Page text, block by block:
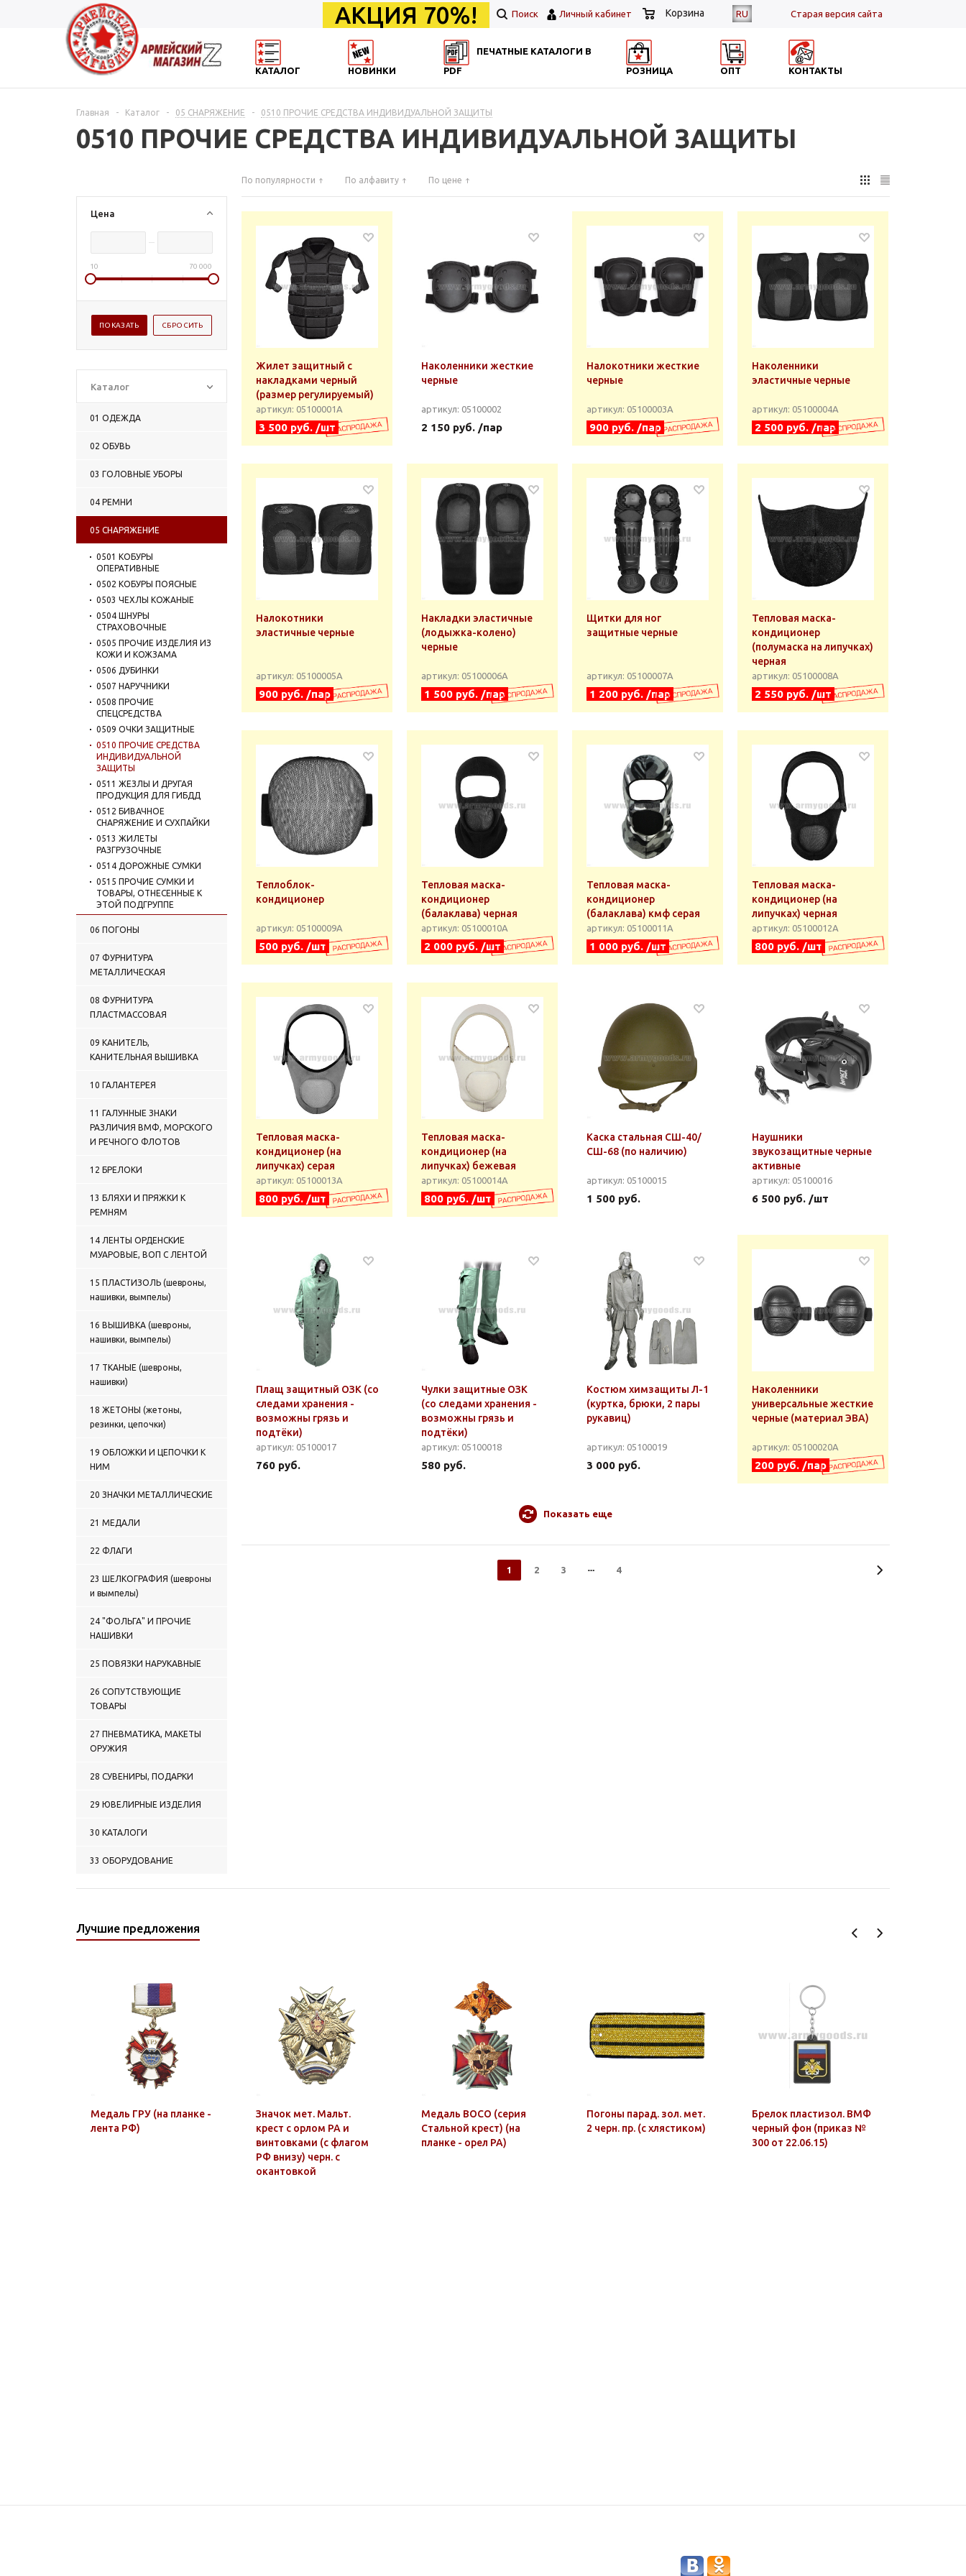
RU Cтарая версия сайта
АКЦИЯ 70%! Поиск Личный кабинет Корзина
КАТАЛОГ НОВИНКИ
ПЕЧАТНЫЕ КАТАЛОГИ В
PDF
РОЗНИЦА ОПТ КОНТАКТЫ
Главная - Каталог - 05 СНАРЯЖЕНИЕ - 0510 ПРОЧИЕ СРЕДСТВА ИНДИВИДУАЛЬНОЙ ЗАЩИТЫ
0510 ПРОЧИЕ СРЕДСТВА ИНДИВИДУАЛЬНОЙ ЗАЩИТЫ
Цена
10 70 000
Каталог
01 ОДЕЖДА
02 ОБУВЬ
03 ГОЛОВНЫЕ УБОРЫ
04 РЕМНИ
05 СНАРЯЖЕНИЕ
0501 КОБУРЫ
ОПЕРАТИВНЫЕ
0502 КОБУРЫ ПОЯСНЫЕ
0503 ЧЕХЛЫ КОЖАНЫЕ
0504 ШНУРЫ
СТРАХОВОЧНЫЕ
0505 ПРОЧИЕ ИЗДЕЛИЯ ИЗ
КОЖИ И КОЖЗАМА
0506 ДУБИНКИ
0507 НАРУЧНИКИ
0508 ПРОЧИЕ
СПЕЦСРЕДСТВА
0509 ОЧКИ ЗАЩИТНЫЕ
0510 ПРОЧИЕ СРЕДСТВА
ИНДИВИДУАЛЬНОЙ
ЗАЩИТЫ
0511 ЖЕЗЛЫ И ДРУГАЯ
ПРОДУКЦИЯ ДЛЯ ГИБДД
0512 БИВАЧНОЕ
СНАРЯЖЕНИЕ И СУХПАЙКИ
0513 ЖИЛЕТЫ
РАЗГРУЗОЧНЫЕ
0514 ДОРОЖНЫЕ СУМКИ
0515 ПРОЧИЕ СУМКИ И
ТОВАРЫ, ОТНЕСЕННЫЕ К
ЭТОЙ ПОДГРУППЕ
0517 ЭКИПИРОВКА УМТБС
МОДУЛЬНАЯ
ТРАНСПОРТНО-БОЕВАЯ
0518 ЧЕХЛЫ ТКАНЫЕ
0519 КОТЕЛКИ, ФЛЯГИ,
0520 ПРОЧАЯ ПОСУДА
0521 МАСКИРОВОЧНЫЕ
0522 СИГНАЛЬНЫЕ
0523 КОМПАСЫ
0524 ФОНАРИ
ТОВАРЫ
0527 ЛОПАТЫ И ПИЛЫ
0528 НОЖИ И ЛОПАТЫ
0529 НОЖИ, ЛОПАТЫ,
ТОПОРИКИ НОКС
0531 НОЖИ ЛЕМАКС
06 ПОГОНЫ
07 ФУРНИТУРА
МЕТАЛЛИЧЕСКАЯ
08 ФУРНИТУРА
ПЛАСТМАССОВАЯ
09 КАНИТЕЛЬ,
КАНИТЕЛЬНАЯ ВЫШИВКА
10 ГАЛАНТЕРЕЯ
11 ГАЛУННЫЕ ЗНАКИ
РАЗЛИЧИЯ ВМФ, МОРСКОГО
И РЕЧНОГО ФЛОТОВ
12 БРЕЛОКИ
13 БЛЯХИ И ПРЯЖКИ К
РЕМНЯМ
14 ЛЕНТЫ ОРДЕНСКИЕ
МУАРОВЫЕ, ВОП С ЛЕНТОЙ
15 ПЛАСТИЗОЛЬ (шевроны,
нашивки, вымпелы)
16 ВЫШИВКА (шевроны,
нашивки, вымпелы)
17 ТКАНЫЕ (шевроны,
нашивки)
18 ЖЕТОНЫ (жетоны,
резинки, цепочки)
19 ОБЛОЖКИ И ЦЕПОЧКИ К
НИМ
20 ЗНАЧКИ МЕТАЛЛИЧЕСКИЕ
21 МЕДАЛИ
22 ФЛАГИ
23 ШЕЛКОГРАФИЯ (шевроны
и вымпелы)
24 "ФОЛЬГА" И ПРОЧИЕ
НАШИВКИ
25 ПОВЯЗКИ НАРУКАВНЫЕ
26 СОПУТСТВУЮЩИЕ
ТОВАРЫ
27 ПНЕВМАТИКА, МАКЕТЫ
ОРУЖИЯ
28 СУВЕНИРЫ, ПОДАРКИ
29 ЮВЕЛИРНЫЕ ИЗДЕЛИЯ
30 КАТАЛОГИ
33 ОБОРУДОВАНИЕ
По популярности По алфавиту По цене
Жилет защитный с
накладками черный
(размер регулируемый)
артикул: 05100001А
3 500 руб. /шт
Наколенники жесткие
черные
артикул: 05100002
2 150 руб. /пар
Налокотники жесткие
черные
артикул: 05100003А
900 руб. /пар
Наколенники
эластичные черные
артикул: 05100004А
2 500 руб. /пар
Налокотники
эластичные черные
артикул: 05100005А
900 руб. /пар
Накладки эластичные
(лодыжка-колено)
черные
артикул: 05100006А
1 500 руб. /пар
Щитки для ног
защитные черные
артикул: 05100007А
1 200 руб. /пар
Тепловая маска-
кондиционер
(полумаска на липучках)
черная
артикул: 05100008А
2 550 руб. /шт
Теплоблок-
кондиционер
артикул: 05100009А
500 руб. /шт
Тепловая маска-
кондиционер
(балаклава) черная
артикул: 05100010А
2 000 руб. /шт
Тепловая маска-
кондиционер
(балаклава) кмф серая
артикул: 05100011А
1 000 руб. /шт
Тепловая маска-
кондиционер (на
липучках) черная
артикул: 05100012А
800 руб. /шт
Тепловая маска-
кондиционер (на
липучках) серая
артикул: 05100013А
800 руб. /шт
Тепловая маска-
кондиционер (на
липучках) бежевая
артикул: 05100014А
800 руб. /шт
Каска стальная СШ-40/
СШ-68 (по наличию)
артикул: 05100015
1 500 руб.
Наушники
звукозащитные черные
активные
артикул: 05100016
6 500 руб. /шт
Плащ защитный ОЗК (со
следами хранения -
возможны грязь и
подтёки)
артикул: 05100017
760 руб.
Чулки защитные ОЗК
(со следами хранения -
возможны грязь и
подтёки)
артикул: 05100018
580 руб.
Костюм химзащиты Л-1
(куртка, брюки, 2 пары
рукавиц)
артикул: 05100019
3 000 руб.
Наколенники
универсальные жесткие
черные (материал ЭВА)
артикул: 05100020А
200 руб. /пар
Показать еще
1 2 3 4
Лучшие предложения
Медаль ГРУ (на планке -
лента РФ)
Значок мет. Мальт.
крест с орлом РА и
винтовками (с флагом
РФ внизу) черн. с
окантовкой
Медаль ВОСО (серия
Стальной крест) (на
планке - орел РА)
Погоны парад. зол. мет.
2 черн. пр. (с хлястиком)
Брелок пластизол. ВМФ
черный фон (приказ №
300 от 22.06.15)